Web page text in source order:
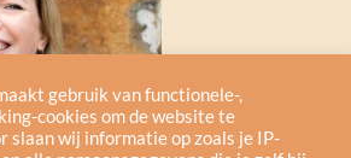
gebruik van functionele-,
cookies om de website te
slaan wij informatie op zoals je IP-